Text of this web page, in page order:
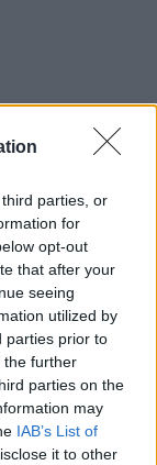
parties, or
for
opt-out
that after your
seeing
utilized by
parties prior to
the further
parties on the
may
IAB’s List of
it to other
από